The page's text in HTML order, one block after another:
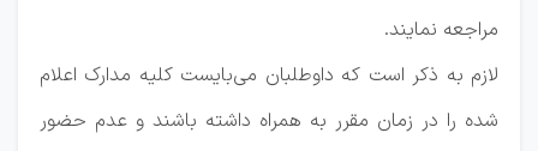
مراجعه نمایند.
لازم به ذکر است که داوطلبان می‌بایست کلیه مدارك اعلام
شده را در زمان مقرر به همراه داشته باشند و عدم حضور